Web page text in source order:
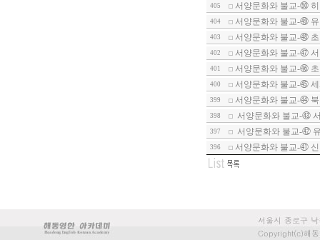
405 서양문화와 불교-㊿
404 서양문화와 불교-㊾
403 서양문화와 불교-㊽
402 서양문화와 불교-㊼
401 서양문화와 불교-㊻
400 서양문화와 불교-㊺
399 서양문화와 불교-㊹
398 서양문화와 불교-㊸
397 서양문화와 불교-㊷
396 서양문화와 불교-㊶